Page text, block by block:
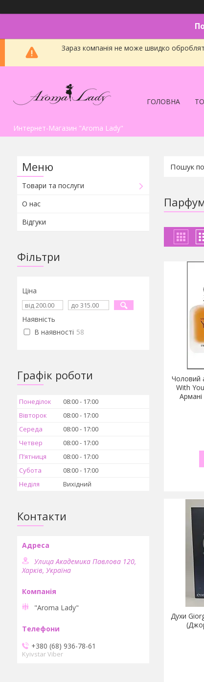
Зараз компанія не може швидко
Интернет-Магазин "Aroma Lady"
ГОЛОВНА
Чоловий
With
Духи
Товари та послуги
О нас
Відгуки
Фільтри
Ціна
Наявність
В наявності 58
Графік роботи
Понеділок 08:00
17:00
Вівторок
08:00
17:00
Середа
08:00
17:00
Четвер
08:00
17:00
Пʼятниця
08:00
17:00
Субота
08:00
17:00
Неділя
Вихідний
Контакти
Улица Академика Павлова 120,
Харків, Україна
"Aroma Lady"
+380 (68) 936-78-61
Kyivstar Viber